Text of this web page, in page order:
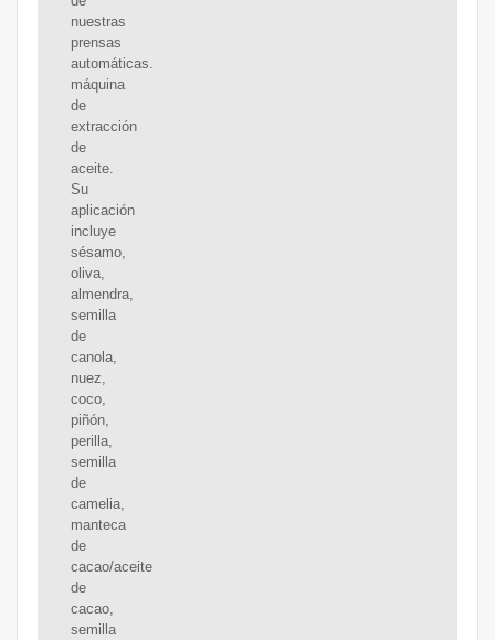
nuestras
prensas
automáticas.
máquina
de
extracción
de
aceite.
Su
aplicación
incluye
sésamo,
oliva,
almendra,
semilla
de
canola,
nuez,
coco,
piñón,
perilla,
semilla
de
camelia,
manteca
de
cacao/aceite
de
cacao,
semilla